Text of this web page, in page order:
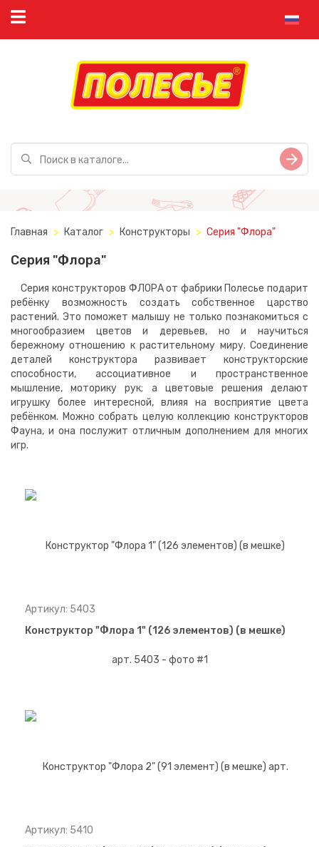
Главная Каталог Конструкторы Серия "Флора"
Серия "Флора"
Серия конструкторов ФЛОРА от фабрики Полесье подарит
ребёнку возможность создать собственное царство
растений. Это поможет малышу не только познакомиться с
многообразием цветов и деревьев, но и научиться
бережному отношению к растительному миру. Соединение
деталей конструктора развивает конструкторские
способности, ассоциативное и пространственное
мышление, моторику рук; а цветовые решения делают
игрушку более интересной, влияя на восприятие цвета
ребёнком. Можно собрать целую коллекцию конструкторов
Фауна, и она послужит отличным дополнением для многих
игр.
Артикул: 5403
Конструктор "Флора 1" (126 элементов) (в мешке)
Артикул: 5410